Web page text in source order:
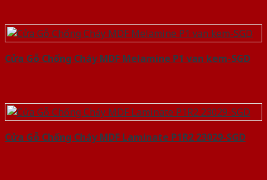
Cửa Gỗ Chống Cháy MDF Melamine P1 van kem-SGD
Cửa Gỗ Chống Cháy MDF Laminate P1R2 23029-SGD